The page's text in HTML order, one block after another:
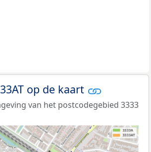
op de kaart
van het postcodegebied 3333